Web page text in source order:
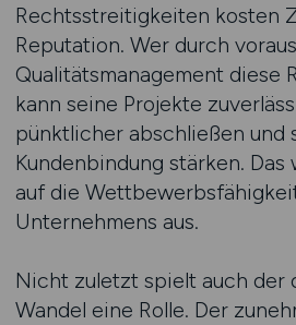
Rechtsstreitigkeiten kosten
Reputation. Wer durch
Qualitätsmanagement diese
kann seine Projekte
pünktlicher abschließen und
Kundenbindung stärken.
auf die
Unternehmens aus.
Nicht zuletzt spielt auch der
Wandel eine Rolle. Der